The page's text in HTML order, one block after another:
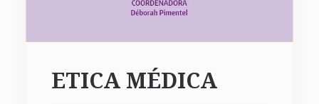
ETICA MÉDICA